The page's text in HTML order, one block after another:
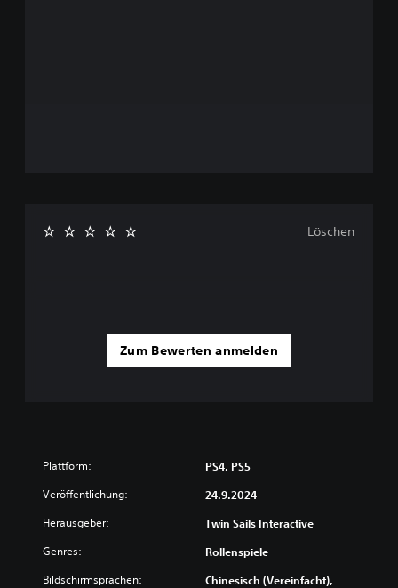
Zum Bewerten anmelden
Löschen
Plattform: PS4, PS5
Veröffentlichung: 24.9.2024
Herausgeber: Twin Sails Interactive
Genres: Rollenspiele
Bildschirmsprachen:
Chinesisch (Vereinfacht),